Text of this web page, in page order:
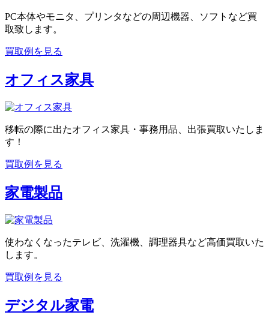
PC本体やモニタ、プリンタなどの周辺機器、ソフトなど買
取致します。
買取例を見る
オフィス家具
移転の際に出たオフィス家具・事務用品、出張買取いたしま
す！
買取例を見る
家電製品
使わなくなったテレビ、洗濯機、調理器具など高価買取いた
します。
買取例を見る
デジタル家電